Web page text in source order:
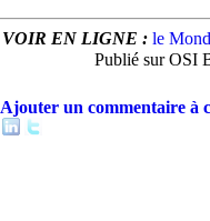
VOIR EN LIGNE : le
Publié sur OSI
Ajouter un commentaire à